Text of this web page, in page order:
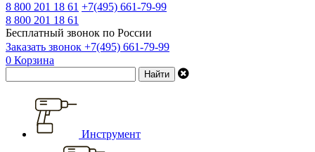
8 800 201 18 61 +7(495) 661-79-99
8 800 201 18 61
Бесплатный звонок по России
Заказать звонок +7(495) 661-79-99
0 Корзина
Инструмент